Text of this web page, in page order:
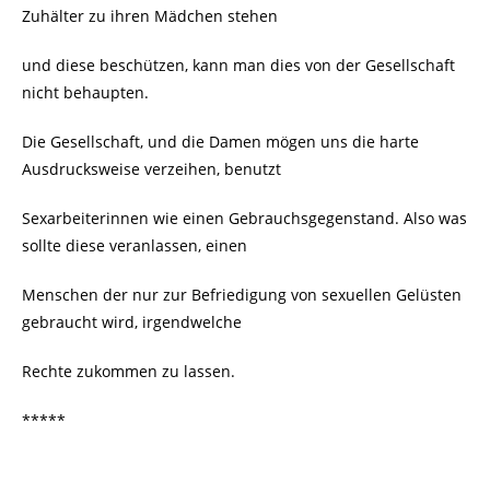
Zuhälter zu ihren Mädchen stehen
und diese beschützen, kann man dies von der Gesellschaft
nicht behaupten.
Die Gesellschaft, und die Damen mögen uns die harte
Ausdrucksweise verzeihen, benutzt
Sexarbeiterinnen wie einen Gebrauchsgegenstand. Also was
sollte diese veranlassen, einen
Menschen der nur zur Befriedigung von sexuellen Gelüsten
gebraucht wird, irgendwelche
Rechte zukommen zu lassen.
*****